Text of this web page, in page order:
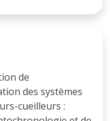
de
des systèmes
cueilleurs :